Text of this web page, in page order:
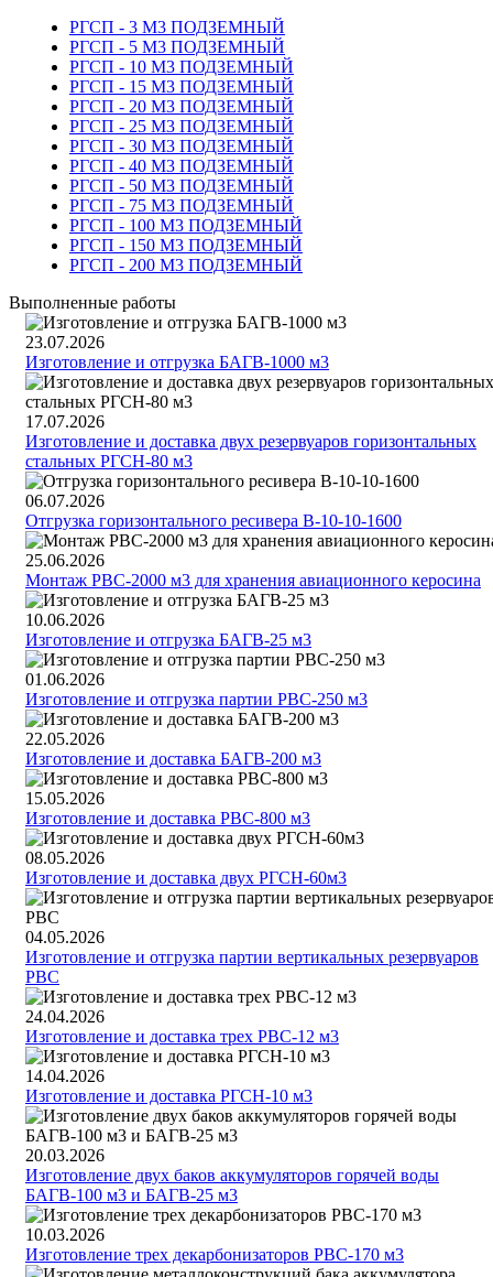
РГСП - 3 М3 ПОДЗЕМНЫЙ
РГСП - 5 М3 ПОДЗЕМНЫЙ
РГСП - 10 М3 ПОДЗЕМНЫЙ
РГСП - 15 М3 ПОДЗЕМНЫЙ
РГСП - 20 М3 ПОДЗЕМНЫЙ
РГСП - 25 М3 ПОДЗЕМНЫЙ
РГСП - 30 М3 ПОДЗЕМНЫЙ
РГСП - 40 М3 ПОДЗЕМНЫЙ
РГСП - 50 М3 ПОДЗЕМНЫЙ
РГСП - 75 М3 ПОДЗЕМНЫЙ
РГСП - 100 М3 ПОДЗЕМНЫЙ
РГСП - 150 М3 ПОДЗЕМНЫЙ
РГСП - 200 М3 ПОДЗЕМНЫЙ
Выполненные работы
23.07.2026
Изготовление и отгрузка БАГВ-1000 м3
17.07.2026
Изготовление и доставка двух резервуаров горизонтальных
стальных РГСН-80 м3
06.07.2026
Отгрузка горизонтального ресивера В-10-10-1600
25.06.2026
Монтаж РВС-2000 м3 для хранения авиационного керосина
10.06.2026
Изготовление и отгрузка БАГВ-25 м3
01.06.2026
Изготовление и отгрузка партии РВС-250 м3
22.05.2026
Изготовление и доставка БАГВ-200 м3
15.05.2026
Изготовление и доставка РВС-800 м3
08.05.2026
Изготовление и доставка двух РГСН-60м3
04.05.2026
Изготовление и отгрузка партии вертикальных резервуаров
РВС
24.04.2026
Изготовление и доставка трех РВС-12 м3
14.04.2026
Изготовление и доставка РГСН-10 м3
20.03.2026
Изготовление двух баков аккумуляторов горячей воды
БАГВ-100 м3 и БАГВ-25 м3
10.03.2026
Изготовление трех декарбонизаторов РВС-170 м3